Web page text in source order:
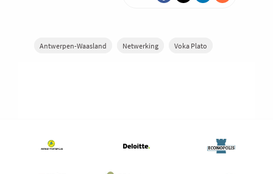
Antwerpen-Waasland Netwerking Voka Plato